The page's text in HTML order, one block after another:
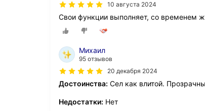
10 августа 2024
Свои функции выполняет, со временем
Михаил
95 отзывов
20 декабря 2024
Достоинства: Сел как влитой.
Недостатки: Нет